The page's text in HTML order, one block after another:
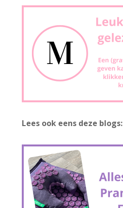
Lees ook eens deze blogs: